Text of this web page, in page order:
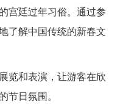
宫廷过年习俗。通过参
了解中国传统的新春文
览和表演，让游客在欣
节日氛围。